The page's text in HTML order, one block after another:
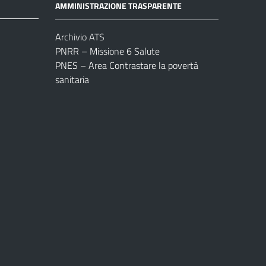
AMMINISTRAZIONE TRASPARENTE
Archivio ATS
PNRR – Missione 6 Salute
PNES – Area Contrastare la povertà
sanitaria